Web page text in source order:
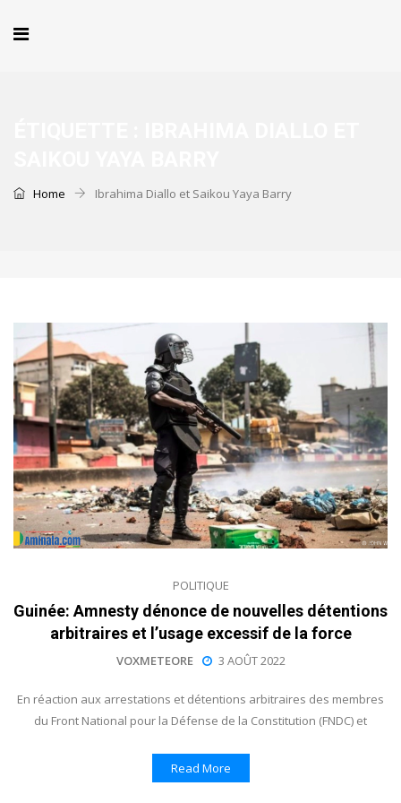
Home Ibrahima Diallo et Saikou Yaya Barry
POLITIQUE
Guinée: Amnesty dénonce de nouvelles détentions
arbitraires et l’usage excessif de la force
VOXMETEORE 3 AOÛT 2022
En réaction aux arrestations et détentions arbitraires des membres
du Front National pour la Défense de la Constitution (FNDC) et
Read More